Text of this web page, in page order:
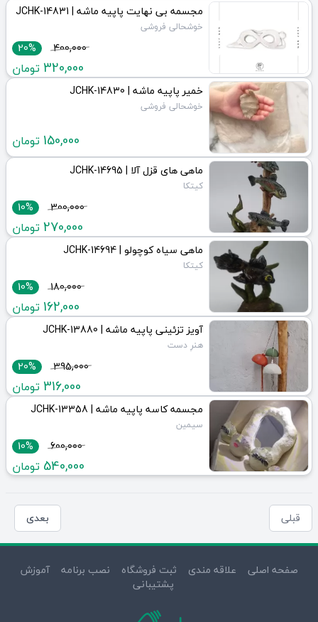
مجسمه بی نهایت پاپیه ماشه | JCHK-14831
خوشحالی فروشی
20% 400,000
320,000 تومان
خمیر پاپیه ماشه | JCHK-14830
خوشحالی فروشی
150,000 تومان
ماهی های قزل آلا | JCHK-14695
کیتکا
10% 300,000
270,000تومان
ماهی سیاه کوچولو | JCHK-14694
کیتکا
10% 180,000
162,000 تومان
آویز تزئینی پاپیه ماشه | JCHK-13880
هنرِ دست
20% 395,000
316,000 تومان
مجسمه کاسه پاپیه ماشه | JCHK-13358
سیمین
10% 600,000
540,000 تومان
قبلی بعدی
صفحه اصلی علاقه مندی ثبت فروشگاه نصب برنامه
آموزش
پشتیبانی